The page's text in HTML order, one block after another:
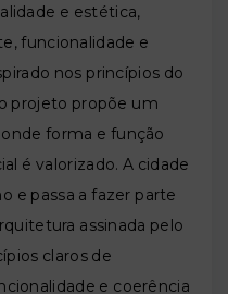
e estética,
funcionalidade e
nos princípios do
projeto propõe um
forma e função
é valorizado. A cidade
e passa a fazer parte
assinada pelo
claros de
e coerência